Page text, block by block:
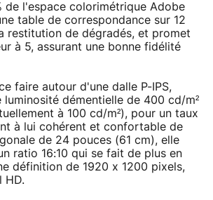
de l'espace colorimétrique Adobe
table de correspondance sur 12
restitution de dégradés, et promet
à 5, assurant une bonne fidélité
faire autour d'une dalle P-IPS,
luminosité démentielle de 400 cd/m²
à 100 cd/m²), pour un taux
à lui cohérent et confortable de
de 24 pouces (61 cm), elle
ratio 16:10 qui se fait de plus en
définition de 1920 x 1200 pixels,
HD.